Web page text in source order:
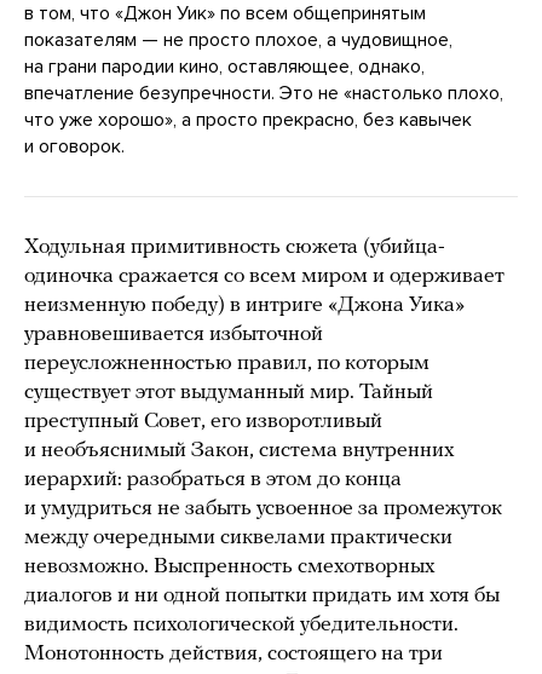
в том, что «Джон Уик» по всем общепринятым
показателям — не просто плохое, а чудовищное,
на грани пародии кино, оставляющее, однако,
впечатление безупречности. Это не «настолько плохо,
что уже хорошо», а просто прекрасно, без кавычек
и оговорок.
Ходульная примитивность сюжета (убийца-
одиночка сражается со всем миром и одерживает
неизменную победу) в интриге «Джона Уика»
уравновешивается избыточной
переусложненностью правил, по которым
существует этот выдуманный мир. Тайный
преступный Совет, его изворотливый
и необъяснимый Закон, система внутренних
иерархий: разобраться в этом до конца
и умудриться не забыть усвоенное за промежуток
между очередными сиквелами практически
невозможно. Выспренность смехотворных
диалогов и ни одной попытки придать им хотя бы
видимость психологической убедительности.
Монотонность действия, состоящего на три